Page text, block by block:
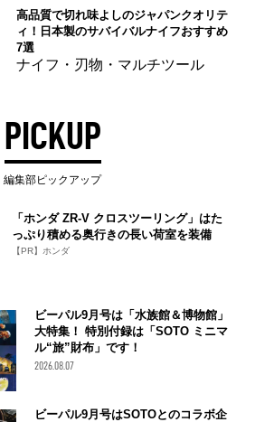
高品質で切れ味よしのジャパンクオリテ
ィ！日本製のサバイバルナイフおすすめ
7選
ナイフ・刃物・マルチツール
PICKUP
編集部ピックアップ
「ホンダ ZR-V クロスツーリング」はた
っぷり積める奥行きの長い荷室を装備
【PR】ホンダ
ビーパル9月号は「水族館＆博物館」
大特集！ 特別付録は「SOTO ミニマ
ル“旅”財布」です！
2026.08.07
ビーパル9月号はSOTOとのコラボ企